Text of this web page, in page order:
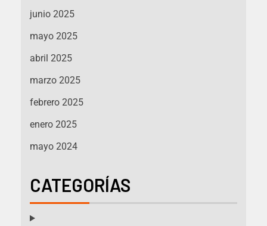
junio 2025
mayo 2025
abril 2025
marzo 2025
febrero 2025
enero 2025
mayo 2024
CATEGORÍAS